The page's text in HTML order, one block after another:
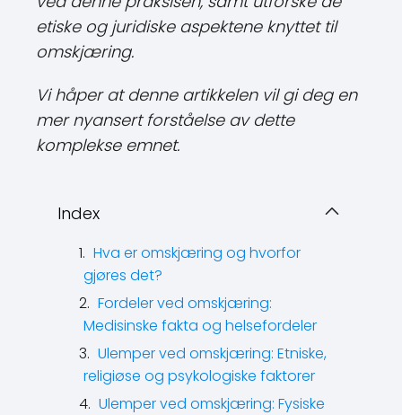
etiske og juridiske aspektene knyttet til
omskjæring.
Vi håper at denne artikkelen vil gi deg en
mer nyansert forståelse av dette
komplekse emnet.
Index
Hva er omskjæring og hvorfor
gjøres det?
Fordeler ved omskjæring:
Medisinske fakta og helsefordeler
Ulemper ved omskjæring: Etniske,
religiøse og psykologiske faktorer
Ulemper ved omskjæring: Fysiske